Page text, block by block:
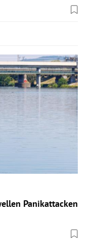
Panikattacken